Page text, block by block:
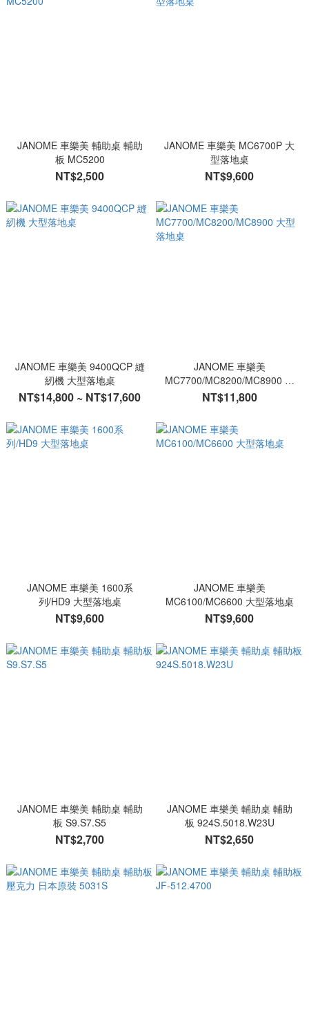
JANOME 車樂美 輔助桌 輔助
板 MC5200
NT$2,500
JANOME 車樂美 MC6700P 大
型落地桌
NT$9,600
JANOME 車樂美 9400QCP 縫
紉機 大型落地桌
NT$14,800 ~ NT$17,600
JANOME 車樂美
MC7700/MC8200/MC8900 大
型落地桌
NT$11,800
JANOME 車樂美 1600系
列/HD9 大型落地桌
NT$9,600
JANOME 車樂美
MC6100/MC6600 大型落地桌
NT$9,600
JANOME 車樂美 輔助桌 輔助
板 S9.S7.S5
NT$2,700
JANOME 車樂美 輔助桌 輔助
板 924S.5018.W23U
NT$2,650